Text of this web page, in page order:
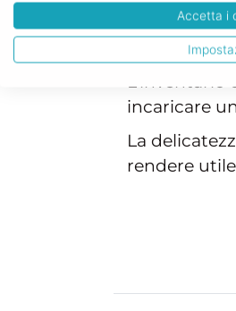
del
incaricare
La
rendere
Accetta i